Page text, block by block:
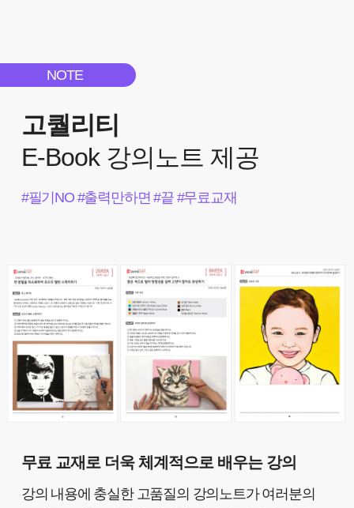
NOTE
고퀄리티
E-Book 강의노트 제공
#필기NO #출력만하면 #끝 #무료교재
무료 교재로 더욱 체계적으로 배우는 강의
강의 내용에 충실한 고품질의 강의노트가 여러분의